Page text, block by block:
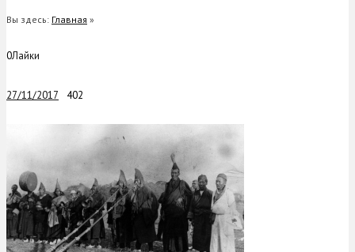
Вы здесь: Главная »
0Лайки
27/11/2017 402